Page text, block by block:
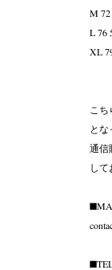
M 72
L 76
XL
こ
とな
通信
して